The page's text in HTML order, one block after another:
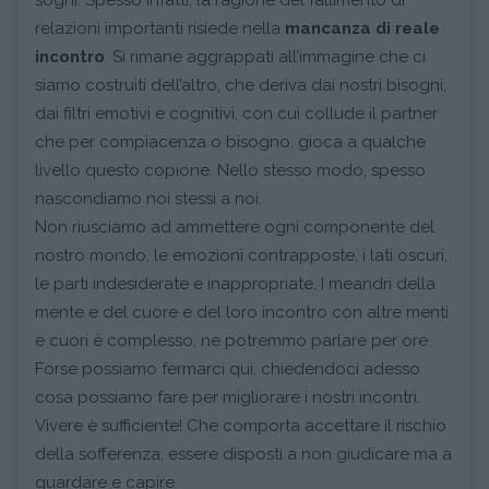
relazioni importanti risiede nella mancanza di reale
incontro . Si rimane aggrappati all’immagine che ci
siamo costruiti dell’altro, che deriva dai nostri bisogni,
dai filtri emotivi e cognitivi, con cui collude il partner
che per compiacenza o bisogno, gioca a qualche
livello questo copione. Nello stesso modo, spesso
nascondiamo noi stessi a noi.
Non riusciamo ad ammettere ogni componente del
nostro mondo, le emozioni contrapposte, i lati oscuri,
le parti indesiderate e inappropriate. I meandri della
mente e del cuore e del loro incontro con altre menti
e cuori è complesso, ne potremmo parlare per ore.
Forse possiamo fermarci qui, chiedendoci adesso
cosa possiamo fare per migliorare i nostri incontri.
Vivere è sufficiente! Che comporta accettare il rischio
della sofferenza, essere disposti a non giudicare ma a
guardare e capire.